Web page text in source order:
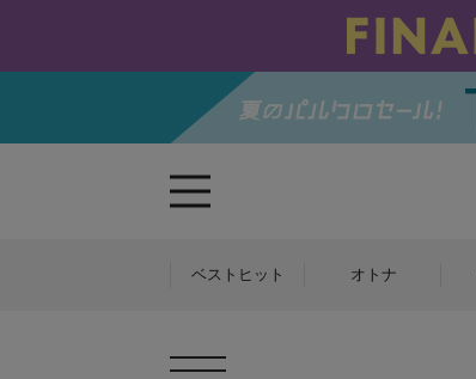
ベストヒット オトナ